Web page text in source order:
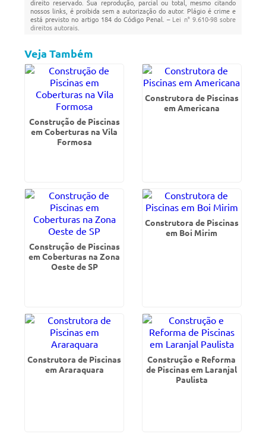
direito reservado. Sua reprodução, parcial ou total, mesmo citando
nossos links, é proibida sem a autorização do autor. Plágio é crime e
está previsto no artigo 184 do Código Penal. – Lei n° 9.610-98 sobre
direitos autorais
Veja Também
Construção de Piscinas
em Coberturas na Vila
Formosa
Construtora de Piscinas
em Americana
Construção de Piscinas
em Coberturas na Zona
Oeste de SP
Construtora de Piscinas
em Boi Mirim
Construtora de Piscinas
em Araraquara
Construção e Reforma
de Piscinas em Laranjal
Paulista